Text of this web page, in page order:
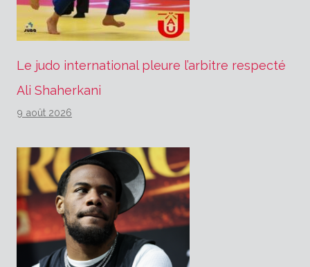
Le judo international pleure l’arbitre respecté
Ali Shaherkani
9 août 2026